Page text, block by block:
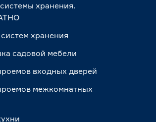
хранения.
хранения
садовой мебели
входных дверей
межкомнатных